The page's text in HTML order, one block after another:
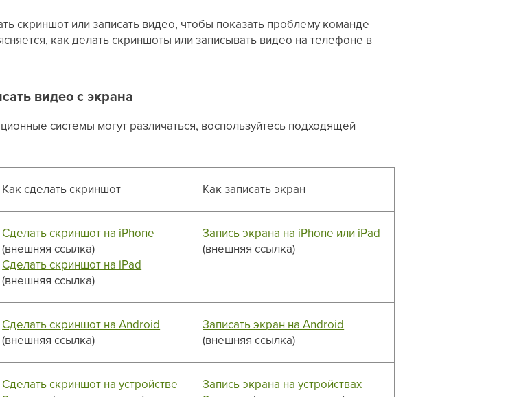
скриншот или записать видео, чтобы показать проблему команде
как делать скриншоты или записывать видео на телефоне в
видео с экрана
системы могут различаться, воспользуйтесь подходящей
Как сделать скриншот Как записать экран
Сделать скриншот на iPhone
(внешняя ссылка)
Сделать скриншот на iPad
(внешняя ссылка)
Запись экрана на iPhone или iPad
(внешняя ссылка)
Сделать скриншот на Android
(внешняя ссылка)
Записать экран на Android
(внешняя ссылка)
Сделать скриншот на устройстве
Запись экрана на устройствах